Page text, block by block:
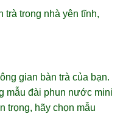
trà trong nhà yên tĩnh,
gian bàn trà của bạn.
mẫu đài phun nước mini
trọng, hãy chọn mẫu